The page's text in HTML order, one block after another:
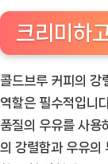
크리미하
콜드브루 커피의 강
역할은 필수적입니
품질의 우유를 사용
의 강렬함과 우유의